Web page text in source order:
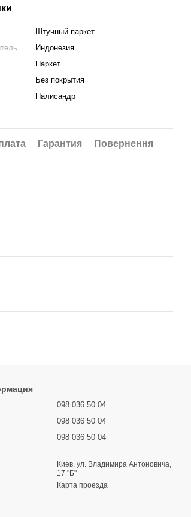
Штучный паркет
Индонезия
Паркет
Без покрытия
Палисандр
Гарантия
Повернення
098 036 50 04
098 036 50 04
098 036 50 04
Киев, ул. Владимира Антоновича,
17 "Б"
Карта проезда